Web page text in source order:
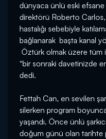
dünyaca ünlü eski
direktörü Roberto
hastalığı sebebiyle
bağlanarak başta kanal
Öztürk olmak üzere
“bir sonraki davetinizde
dedi.
Fettah Can, en sevilen
silerken program
yaşandı. Önce ünlü
doğum günü olan tarihte